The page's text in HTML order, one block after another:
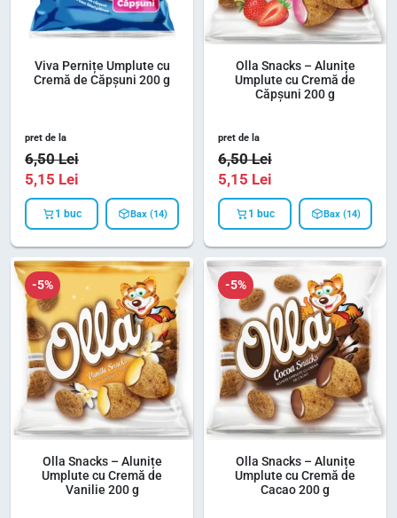
Viva Pernițe Umplute cu
Cremă de Căpșuni 200 g
pret de la
6,50Lei
5,15 Lei
1 buc Bax (14)
Olla Snacks – Alunițe
Umplute cu Cremă de
Căpșuni 200 g
pret de la
6,50Lei
5,15 Lei
1 buc Bax (14)
-5%
Olla Snacks – Alunițe
Umplute cu Cremă de
Vanilie 200 g
-5%
Olla Snacks – Alunițe
Umplute cu Cremă de
Cacao 200 g